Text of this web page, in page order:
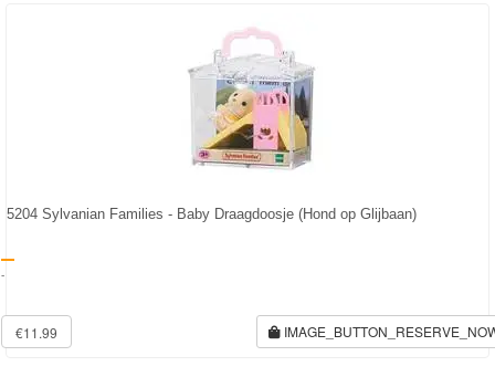
5204 Sylvanian Families - Baby Draagdoosje (Hond op Glijbaan)
-
€11.99